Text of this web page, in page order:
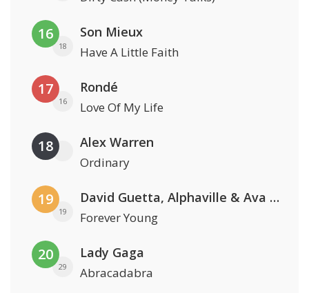
16
18
Son Mieux
Have A Little Faith
17
16
Rondé
Love Of My Life
18 Alex Warren
Ordinary
19
19
David Guetta, Alphaville & Ava Max
Forever Young
20
29
Lady Gaga
Abracadabra